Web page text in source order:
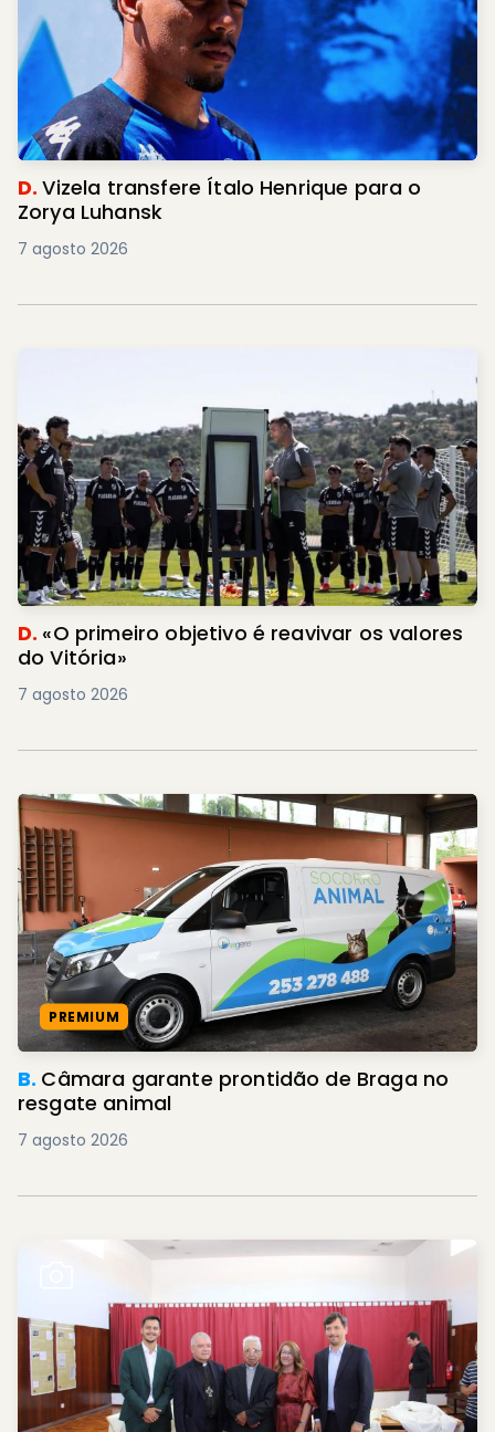
D.Vizela transfere Ítalo Henrique para o
Zorya Luhansk
7 agosto 2026
D. «O primeiro objetivo é reavivar os valores
do Vitória»
7 agosto 2026
PREMIUM
B. Câmara garante prontidão de Braga no
resgate animal
7 agosto 2026